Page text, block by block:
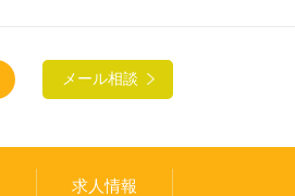
メール相談
求人情報